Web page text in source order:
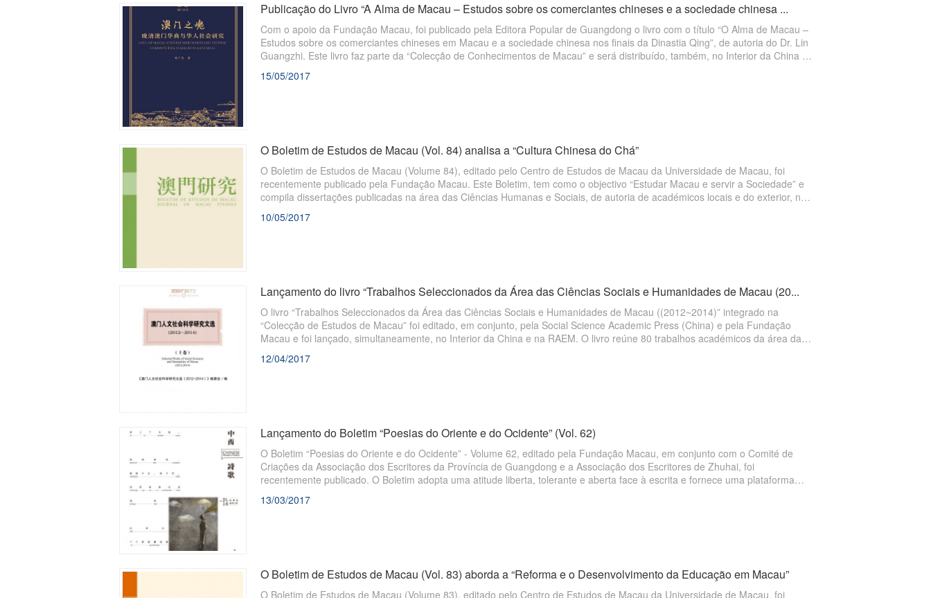
Publicação do Livro “A Alma de Macau – Estudos sobre os comerciantes chineses e a sociedade chinesa ...
Com o apoio da Fundação Macau, foi publicado pela Editora Popular de Guangdong o livro com o título “O Alma de Macau –
Estudos sobre os comerciantes chineses em Macau e a sociedade chinesa nos finais da Dinastia Qing”, de autoria do Dr. Lin
Guangzhi. Este livro faz parte da “Colecção de Conhecimentos de Macau” e será distribuído, também, no Interior da China e
em Macau.
15/05/2017
O Boletim de Estudos de Macau (Vol. 84) analisa a “Cultura Chinesa do Chá”
O Boletim de Estudos de Macau (Volume 84), editado pelo Centro de Estudos de Macau da Universidade de Macau, foi
recentemente publicado pela Fundação Macau. Este Boletim, tem como o objectivo “Estudar Macau e servir a Sociedade” e
compila dissertações publicadas na área das Ciências Humanas e Sociais, de autoria de académicos locais e do exterior, no
sentido de estabelecer uma plataforma para a expressão de diferentes pensamentos académicos, assim como impulsionar o
desenvol...
10/05/2017
Lançamento do livro “Trabalhos Seleccionados da Área das Ciências Sociais e Humanidades de Macau (20...
O livro “Trabalhos Seleccionados da Área das Ciências Sociais e Humanidades de Macau ((2012~2014)” integrado na
“Colecção de Estudos de Macau” foi editado, em conjunto, pela Social Science Academic Press (China) e pela Fundação
Macau e foi lançado, simultaneamente, no Interior da China e na RAEM. O livro reúne 80 trabalhos académicos da área das
Ciências Sociais e Humanidades de Macau, apresentados entre 2012 e 2014, e faz um apanhado dos trabalhos realizados
nos ...
12/04/2017
Lançamento do Boletim “Poesias do Oriente e do Ocidente” (Vol. 62)
O Boletim “Poesias do Oriente e do Ocidente” - Volume 62, editado pela Fundação Macau, em conjunto com o Comité de
Criações da Associação dos Escritores da Província de Guangdong e a Associação dos Escritores de Zhuhai, foi
recentemente publicado. O Boletim adopta uma atitude liberta, tolerante e aberta face à escrita e fornece uma plataforma
para dar a conhecer poetas que se manifestam por si próprios, através das suas escritas criativas de poesias.
13/03/2017
O Boletim de Estudos de Macau (Vol. 83) aborda a “Reforma e o Desenvolvimento da Educação em Macau”
O Boletim de Estudos de Macau (Volume 83), editado pelo Centro de Estudos de Macau da Universidade de Macau, foi